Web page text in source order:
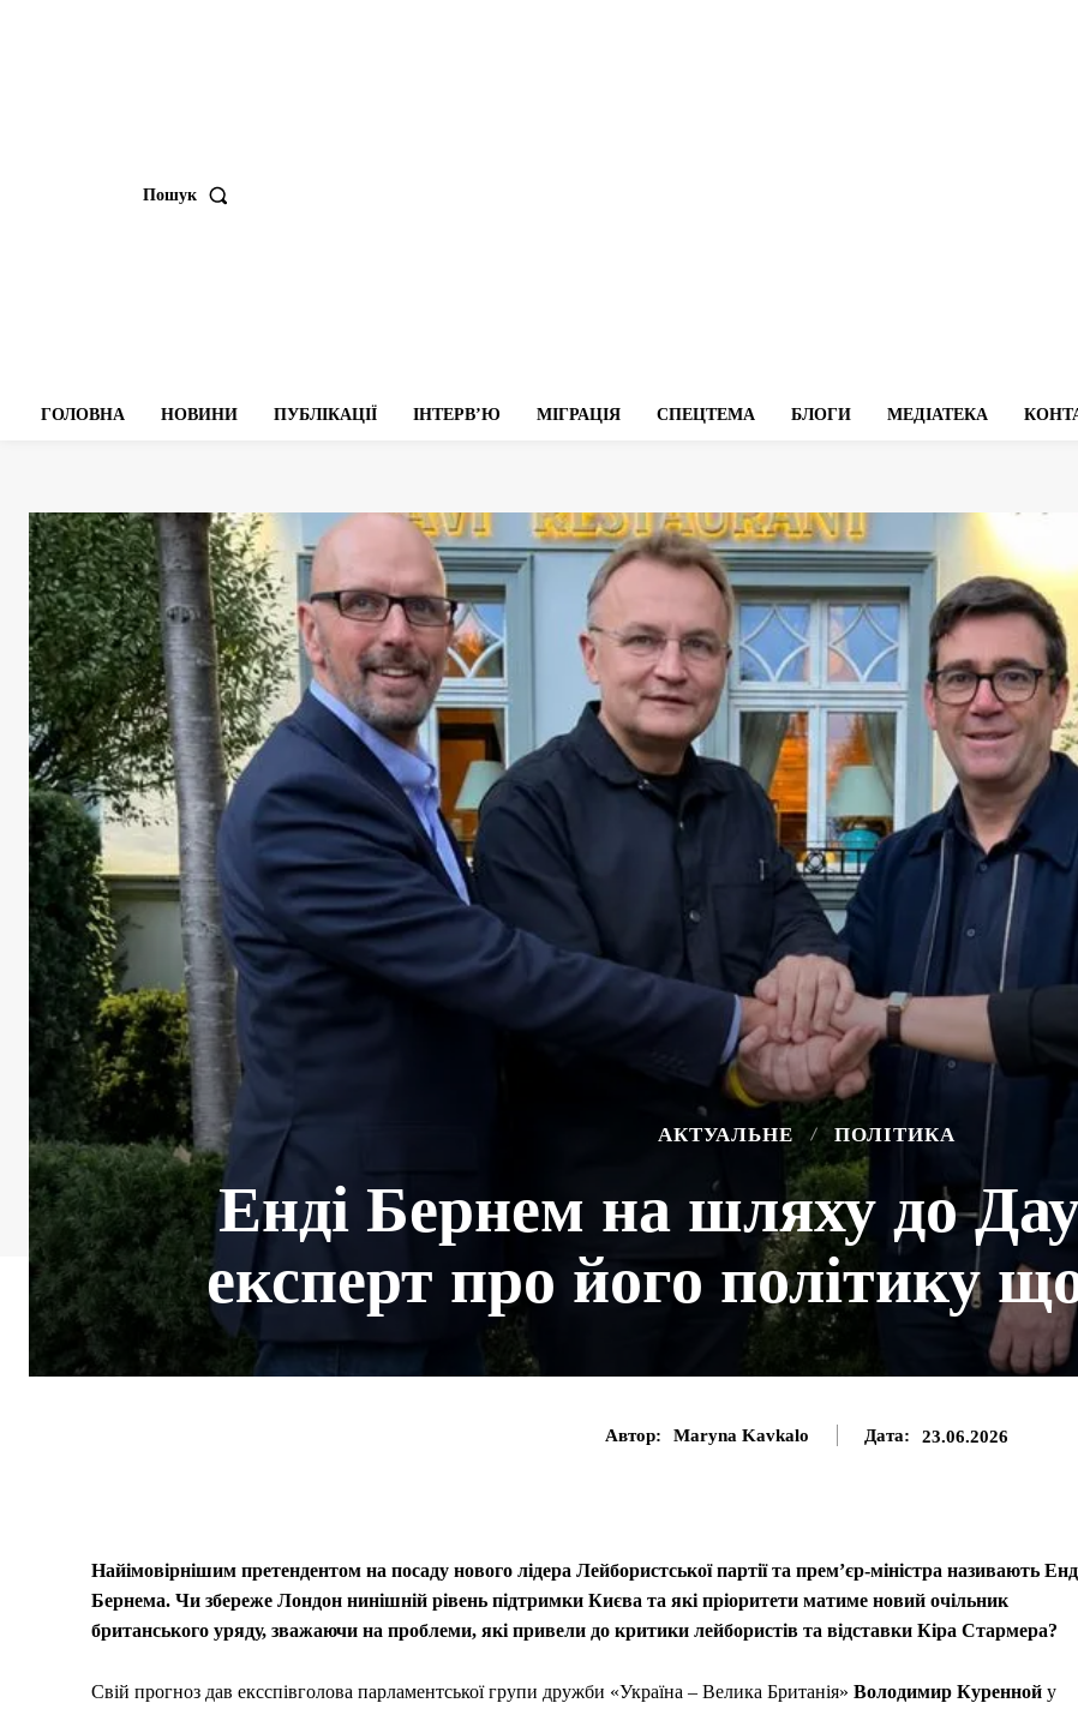
Пошук
ГОЛОВНА НОВИНИ ПУБЛІКАЦІЇ ІНТЕРВʼЮ МІГРАЦІЯ СПЕЦТЕМА БЛОГИ МЕДІАТЕКА
АКТУАЛЬНЕ ПОЛІТИКА
Енді Бернем на шляху до
експерт про його політику
Автор: Maryna Kavkalo Дата: 23.06.2026
Найімовірнішим претендентом на посаду нового лідера Лейбористської партії та прем’єр-міністра називають
Бернема. Чи збереже Лондон нинішній рівень підтримки Києва та які пріоритети матиме новий очільник
британського уряду, зважаючи на проблеми, які привели до критики лейбористів та відставки Кіра Стармера?
Свій прогноз дав ексспівголова парламентської групи дружби «Україна – Велика Британія» Володимир Куренной у